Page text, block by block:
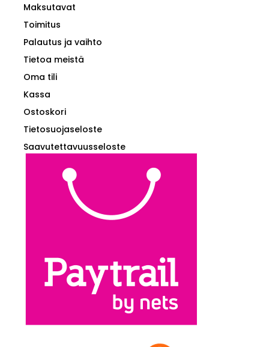
Maksutavat
Toimitus
Palautus ja vaihto
Tietoa meistä
Oma tili
Kassa
Ostoskori
Tietosuojaseloste
Saavutettavuusseloste